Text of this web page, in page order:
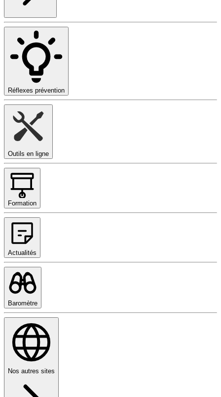
Réflexes prévention
Outils en ligne
Formation
Actualités
Baromètre
Nos autres sites